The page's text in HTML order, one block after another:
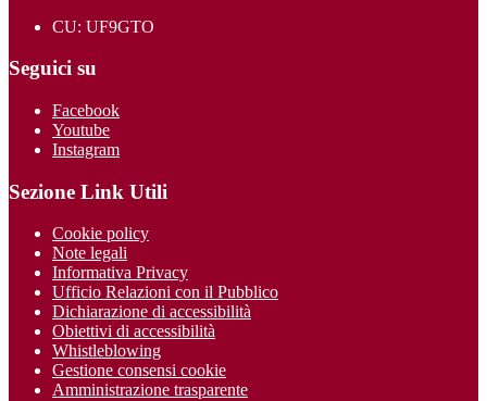
CU: UF9GTO
Seguici su
Facebook
Youtube
Instagram
Sezione Link Utili
Cookie policy
Note legali
Informativa Privacy
Ufficio Relazioni con il Pubblico
Dichiarazione di accessibilità
Obiettivi di accessibilità
Whistleblowing
Gestione consensi cookie
Amministrazione trasparente